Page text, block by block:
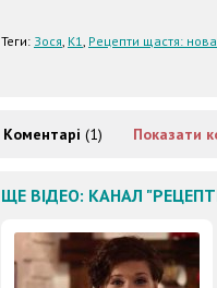
Теги: Зося, К1, Рецепти щастя: нова
Коментарі (1) Показати
ЩЕ ВІДЕО: КАНАЛ